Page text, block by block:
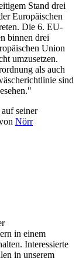
Stand drei
Europäischen
Die 6. EU-
binnen drei
Union
umzusetzen.
als auch
sind
seiner
Nörr
in einem
Interessierte
in unserem